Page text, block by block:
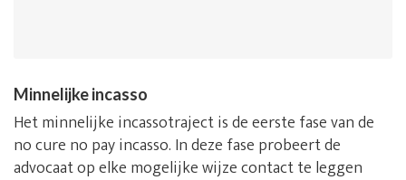
Minnelijke incasso
Het minnelijke incassotraject is de eerste fase van de
no cure no pay incasso. In deze fase probeert de
advocaat op elke mogelijke wijze contact te leggen